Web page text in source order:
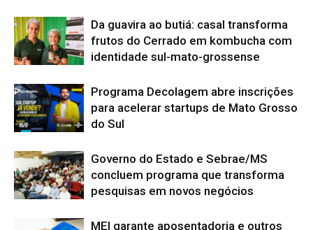
Da guavira ao butiá: casal transforma
frutos do Cerrado em kombucha com
identidade sul-mato-grossense
Programa Decolagem abre inscrições
para acelerar startups de Mato Grosso
do Sul
Governo do Estado e Sebrae/MS
concluem programa que transforma
pesquisas em novos negócios
MEI garante aposentadoria e outros